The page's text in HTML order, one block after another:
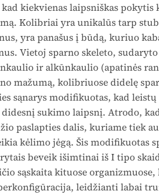
kiekvienas laipsniškas pokytis
Kolibriai yra unikalūs tarp
yra panašus į būdą, kuriuo
Vietoj sparno skeleto,
ir alkūnkaulio (apatinės
mažumą, kolibriuose didelę
sąnarys modifikuotas, kad
sukimo laipsnį. Atrodo,
paslapties dalis, kuriame tiek
kėlimo jėgą. Šis modifikuotas
beveik išimtinai iš I tipo
sąskaita kituose
leidžianti labai